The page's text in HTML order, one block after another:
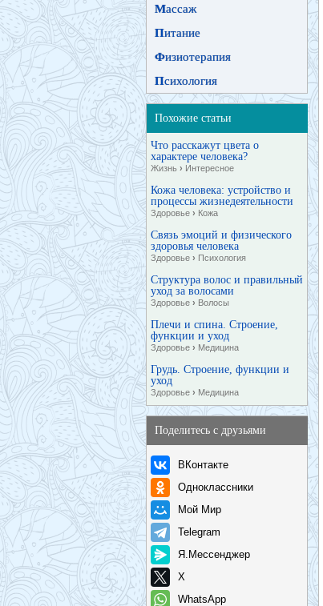
Массаж
Питание
Физиотерапия
Психология
Похожие статьи
Что расскажут цвета о
характере человека?
Жизнь › Интересное
Кожа человека: устройство и
процессы жизнедеятельности
Здоровье › Кожа
Связь эмоций и физического
здоровья человека
Здоровье › Психология
Структура волос и правильный
уход за волосами
Здоровье › Волосы
Плечи и спина. Строение,
функции и уход
Здоровье › Медицина
Грудь. Строение, функции и
уход
Здоровье › Медицина
Поделитесь с друзьями
ВКонтакте
Одноклассники
Мой Мир
Telegram
Я.Мессенджер
X
WhatsApp